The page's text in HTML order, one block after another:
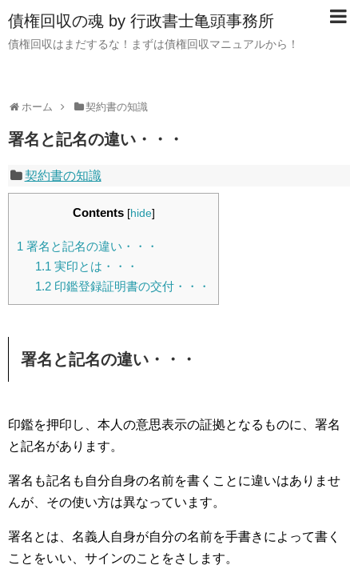
債権回収の魂 by 行政書士亀頭事務所
債権回収はまだするな！まずは債権回収マニュアルから！
ホーム 契約書の知識
署名と記名の違い・・・
契約書の知識
Contents [hide]
1 署名と記名の違い・・・
1.1 実印とは・・・
1.2印鑑登録証明書の交付・・・
署名と記名の違い・・・
印鑑を押印し、本人の意思表示の証拠となるものに、署名
と記名があります。
署名も記名も自分自身の名前を書くことに違いはありませ
んが、その使い方は異なっています。
署名とは、名義人自身が自分の名前を手書きによって書く
ことをいい、サインのことをさします。